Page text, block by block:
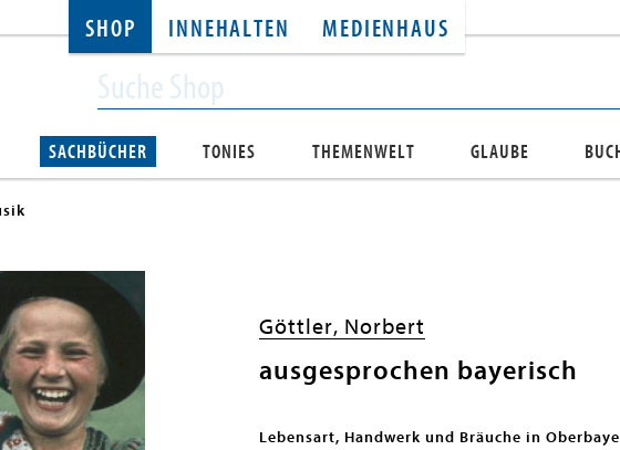
SHOP INNEHALTEN MEDIENHAUS
SACHBÜCHER TONIES THEMENWELT GLAUBE
Göttler, Norbert
ausgesprochen bayerisch
Lebensart, Handwerk und Bräuche in